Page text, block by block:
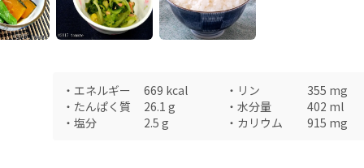
・ エネルギー 669 kcal ・ リン 355 mg
・ たんぱく質 26.1 g ・ 水分量 402 ml
・ 塩分 2.5 g ・ カリウム 915 mg